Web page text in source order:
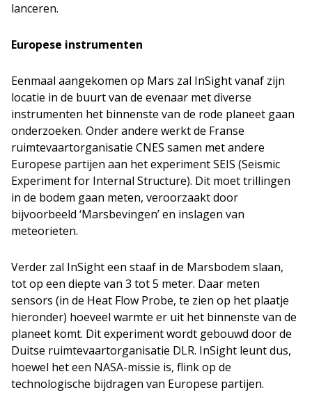
lanceren.
Europese instrumenten
Eenmaal aangekomen op Mars zal InSight vanaf zijn
locatie in de buurt van de evenaar met diverse
instrumenten het binnenste van de rode planeet gaan
onderzoeken. Onder andere werkt de Franse
ruimtevaartorganisatie CNES samen met andere
Europese partijen aan het experiment SEIS (Seismic
Experiment for Internal Structure). Dit moet trillingen
in de bodem gaan meten, veroorzaakt door
bijvoorbeeld ‘Marsbevingen’ en inslagen van
meteorieten.
Verder zal InSight een staaf in de Marsbodem slaan,
tot op een diepte van 3 tot 5 meter. Daar meten
sensors (in de Heat Flow Probe, te zien op het plaatje
hieronder) hoeveel warmte er uit het binnenste van de
planeet komt. Dit experiment wordt gebouwd door de
Duitse ruimtevaartorganisatie DLR. InSight leunt dus,
hoewel het een NASA-missie is, flink op de
technologische bijdragen van Europese partijen.